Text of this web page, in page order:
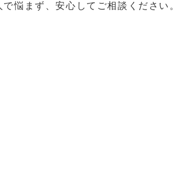
悩まず、安心してご相談ください。